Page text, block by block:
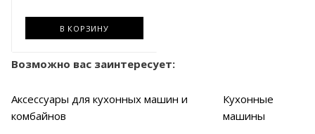
В КОРЗИНУ
Возможно вас заинтересует:
Аксессуары для кухонных машин и
комбайнов
Кухонные
машины